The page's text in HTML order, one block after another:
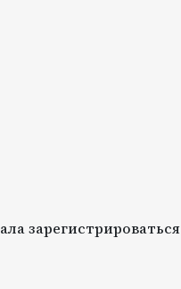
зарегистрироваться